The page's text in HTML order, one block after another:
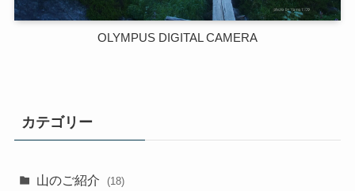
OLYMPUS DIGITAL CAMERA
カテゴリー
山のご紹介 (18)